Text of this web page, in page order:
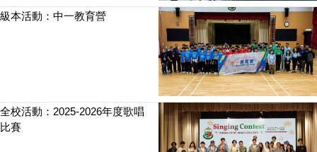
級本活動：中一教育營
全校活動：2025-2026年度歌唱
比賽